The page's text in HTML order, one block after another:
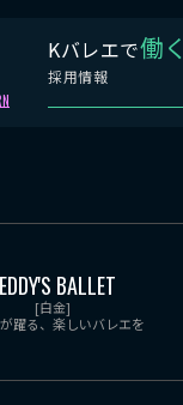
Kバレエで働く
採用情報
BALLET
[白金]
躍る、楽しいバレエを